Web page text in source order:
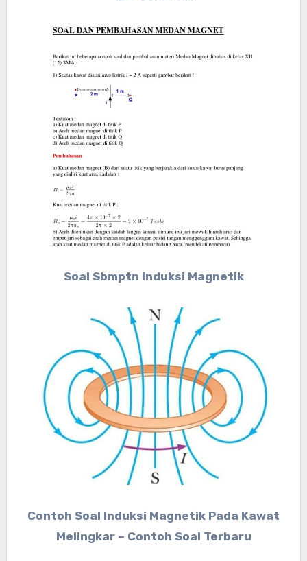
Soal Sbmptn Induksi Magnetik
Contoh Soal Induksi Magnetik Pada Kawat
Melingkar – Contoh Soal Terbaru